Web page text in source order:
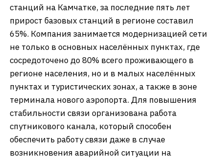
станций на Камчатке, за последние пять лет
прирост базовых станций в регионе составил
65%. Компания занимается модернизацией сети
не только в основных населённых пунктах, где
сосредоточено до 80% всего проживающего в
регионе населения, но и в малых населённых
пунктах и туристических зонах, а также в зоне
терминала нового аэропорта. Для повышения
стабильности связи организована работа
спутникового канала, который способен
обеспечить работу связи даже в случае
возникновения аварийной ситуации на